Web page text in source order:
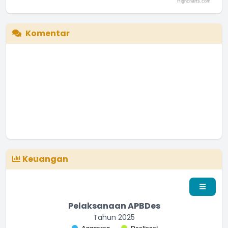
Highcharts.com
Komentar
Keuangan
Pelaksanaan APBDes
Tahun 2025